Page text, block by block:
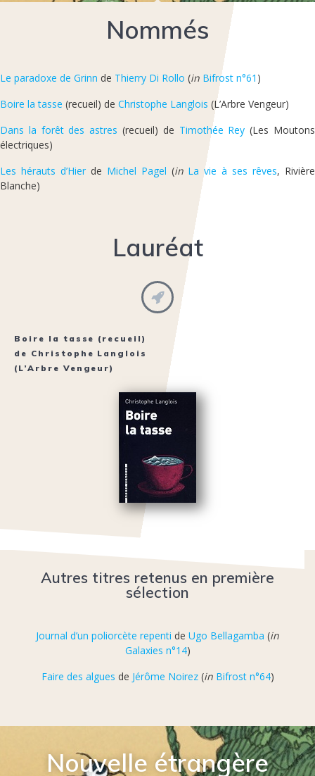
Nommés
Le paradoxe de Grinn de Thierry Di Rollo (in Bifrost n°61 )
Boire la tasse (recueil) de Christophe Langlois (L’Arbre Vengeur)
Dans la forêt des astres (recueil) de Timothée Rey (Les Moutons
électriques)
Les hérauts d’Hierde Michel Pagel (in La vie à ses rêves, Rivière
Blanche)
Lauréat
Boire la tasse (recueil)
de Christophe Langlois
(L’Arbre Vengeur)
Autres titres retenus en première
sélection
Journal d’un poliorcète repenti de Ugo Bellagamba (in
Galaxies n°14)
Faire des algues de Jérôme Noirez(in Bifrost n°64)
Nouvelle étrangère